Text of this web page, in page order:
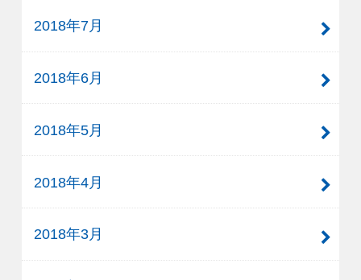
2018年7月
2018年6月
2018年5月
2018年4月
2018年3月